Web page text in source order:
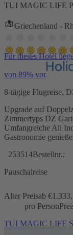
TUI MAGIC LIFE
Griechenland -
Für dieses Hotel
von 89% vor
8-tägige Flugreise,
Upgrade auf
Zimmertyps DZ
Umfangreiche All
Gastronomie
253514Bestellnr.:
Pauschalreise
Alter Preisab €
pro Person
TUI MAGIC LIFE